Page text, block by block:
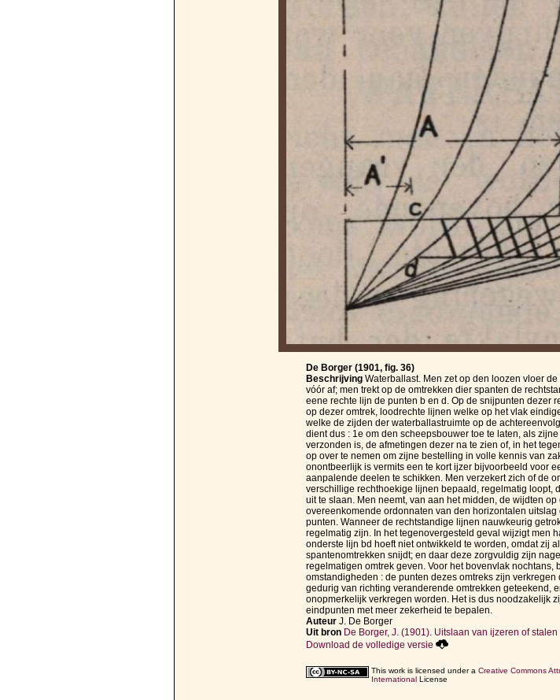
De Borger (1901, fig. 36)
Beschrijving Waterballast. Men zet op den loozen vloer de
vóór af; men trekt op de omtrekken dier spanten de
eene rechte lijn de punten b en d. Op de snijpunten dezer
op dezer omtrek, loodrechte lijnen welke op het vlak
welke de zijden der waterballastruimte op de
dient dus : 1e om den scheepsbouwer toe te laten, als
verzonden is, de afmetingen dezer na te zien of, in het
op over te nemen om zijne bestelling in volle kennis van
onontbeerlijk is vermits een te kort ijzer bijvoorbeeld voor
aanpalende deelen te schikken. Men verzekert zich of de
verschillige rechthoekige lijnen bepaald, regelmatig loopt,
uit te slaan. Men neemt, van aan het midden, de wijdten
overeenkomende ordonnaten van den horizontalen
punten. Wanneer de rechtstandige lijnen nauwkeurig
regelmatig zijn. In het tegenovergesteld geval wijzigt men
onderste lijn bd hoeft niet ontwikkeld te worden, omdat zij
spantenomtrekken snijdt; en daar deze zorgvuldig zijn
regelmatigen omtrek geven. Voor het bovenvlak nochtans,
omstandigheden : de punten dezes omtreks zijn
gedurig van richting veranderende omtrekken geteekend,
onopmerkelijk verkregen worden. Het is dus noodzakelijk
eindpunten met meer zekerheid te bepalen.
Auteur J. De Borger
Uit bron De Borger, J. (1901). Uitslaan van ijzeren of stalen
Download de volledige versie
This work is licensed under a Creative Commons
InternationalLicense